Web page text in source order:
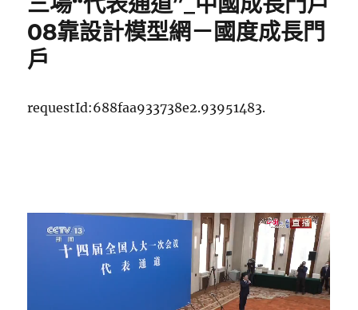
08靠設計模型網－國度成長門
戶
requestId:688faa933738e2.93951483.